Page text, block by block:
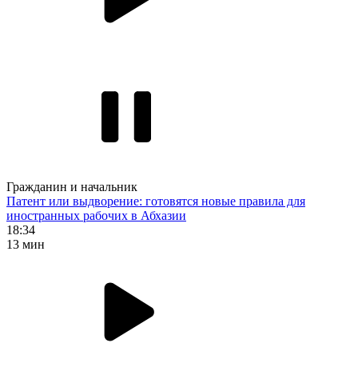
Гражданин и начальник
Патент или выдворение: готовятся новые правила для
иностранных рабочих в Абхазии
18:34
13 мин